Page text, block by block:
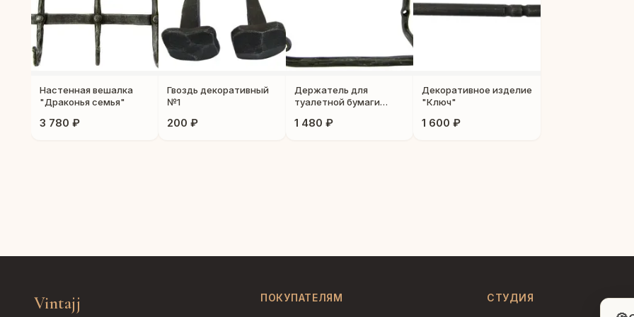
Настенная вешалка
"Драконья семья"
3 780 ₽
Гвоздь декоративный
№1
200 ₽
Держатель для
туалетной бумаги
1 480 ₽
Декоративное изделие
"Ключ"
1 600 ₽
Vintajj ПОКУПАТЕЛЯМ СТУДИЯ